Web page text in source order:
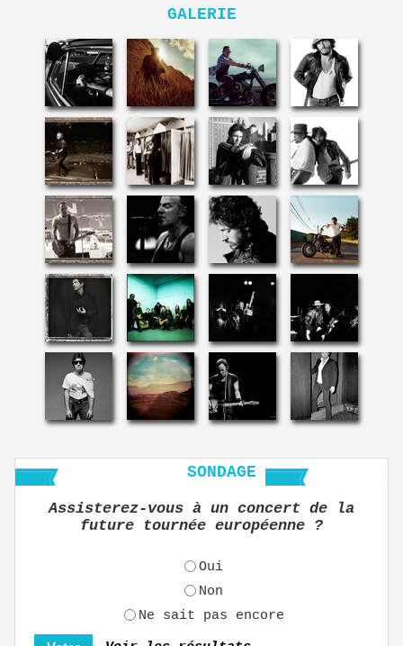
GALERIE
SONDAGE
Assisterez-vous à un concert de la
future tournée européenne ?
Oui
Non
Ne sait pas encore